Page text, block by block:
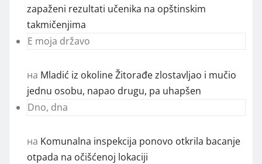
zapaženi rezultati učenika na opštinskim
takmičenjima
E moja državo
на Mladić iz okoline Žitorađe zlostavljao i mučio
jednu osobu, napao drugu, pa uhapšen
Dno, dna
на Komunalna inspekcija ponovo otkrila bacanje
otpada na očišćenoj lokaciji